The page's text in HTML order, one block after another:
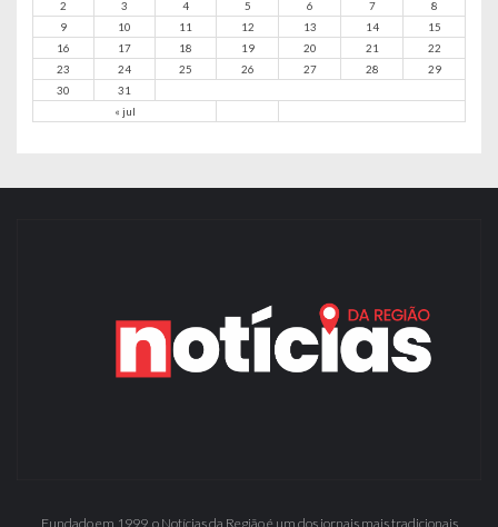
« jul
2
3 4 5 6 7
8
9
10 11 12 13 14
15
16
17 18 19 20 21
22
23
24 25 26 27 28
29
30
31
Fundado em 1999, o Notícias da Região é um dos jornais mais tradicionais